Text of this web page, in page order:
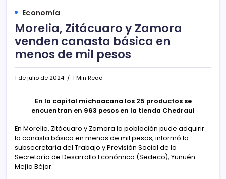
Economía
Morelia, Zitácuaro y Zamora
venden canasta básica en
menos de mil pesos
1 de julio de 2024 1 Min Read
En la capital michoacana los 25 productos se
encuentran en 963 pesos en la tienda Chedraui
En Morelia, Zitácuaro y Zamora la población pude adquirir
la canasta básica en menos de mil pesos, informó la
subsecretaria del Trabajo y Previsión Social de la
Secretaría de Desarrollo Económico (Sedeco), Yunuén
Mejía Béjar.